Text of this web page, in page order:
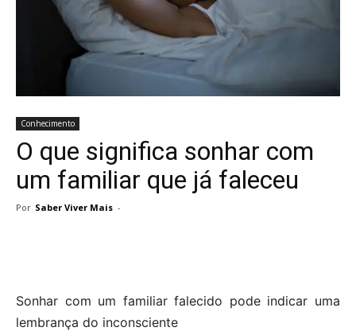
Conhecimento
O que significa sonhar com
um familiar que já faleceu
Por Saber Viver Mais -
Sonhar com um familiar falecido pode indicar uma
lembrança do inconsciente